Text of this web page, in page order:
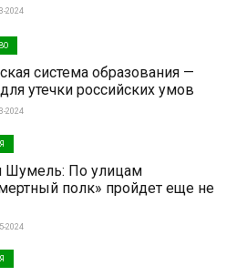
2024
система образования —
утечки российских умов
2024
Шумель: По улицам
полк» пройдет еще не
2024